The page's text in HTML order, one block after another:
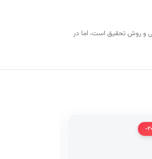
و روش تحقیق است، اما در
-